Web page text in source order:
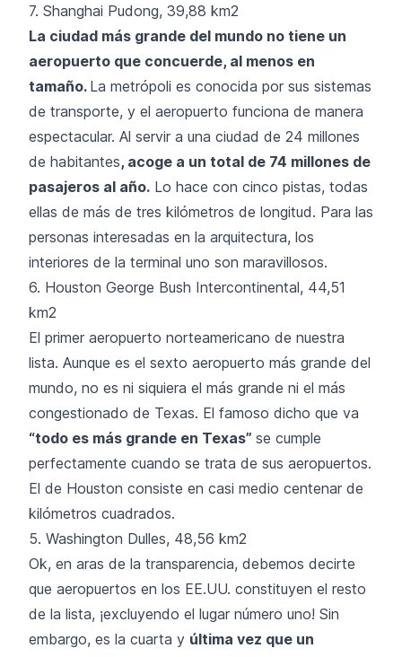
7. Shanghai Pudong, 39,88 km2
La ciudad más grande del mundo no tiene un
aeropuerto que concuerde, al menos en
tamaño. La metrópoli es conocida por sus sistemas
de transporte, y el aeropuerto funciona de manera
espectacular. Al servir a una ciudad de 24 millones
de habitantes, acoge a un total de 74 millones de
pasajeros al año. Lo hace con cinco pistas, todas
ellas de más de tres kilómetros de longitud. Para las
personas interesadas en la arquitectura, los
interiores de la terminal uno son maravillosos.
6. Houston George Bush Intercontinental, 44,51
km2
El primer aeropuerto norteamericano de nuestra
lista. Aunque es el sexto aeropuerto más grande del
mundo, no es ni siquiera el más grande ni el más
congestionado de Texas. El famoso dicho que va
“todo es más grande en Texas” se cumple
perfectamente cuando se trata de sus aeropuertos.
El de Houston consiste en casi medio centenar de
kilómetros cuadrados.
5. Washington Dulles, 48,56 km2
Ok, en aras de la transparencia, debemos decirte
que aeropuertos en los EE.UU. constituyen el resto
de la lista, ¡excluyendo el lugar número uno! Sin
embargo, es la cuarta y última vez que un